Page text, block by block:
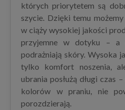
których priorytetem są
szycie. Dzięki temu
w ciąży wysokiej jakości
przyjemne w dotyku –
podrażniają skóry. Wysoka
tylko komfort noszenia,
ubrania posłużą długi czas
kolorów w praniu, nie
porozdzierają.